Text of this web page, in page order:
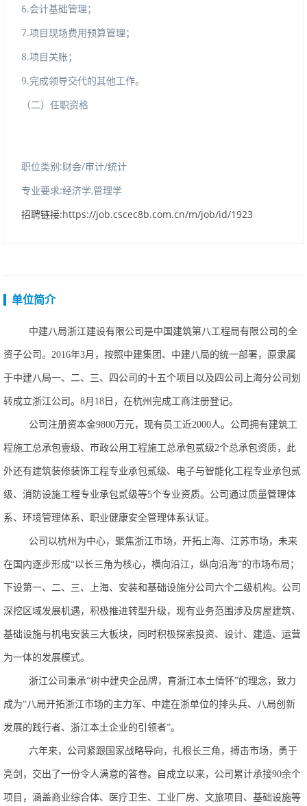
6.会计基础管理；
7.项目现场费用预算管理；
8.项目关账；
9.完成领导交代的其他工作。
（二）任职资格
职位类别:财会/审计/统计
专业要求:经济学,管理学
招聘链接:https://job.cscec8b.com.cn/m/job/id/1923
单位简介
中建八局浙江建设有限公司是中国建筑第八工程局有限公司的全
资子公司。 2016年3月，按照中建集团、中建八局的统一部署，原隶属
于中建八局一、二、三、四公司的十五个项目以及四公司上海分公司划
转成立浙江公司。8月18日，在杭州完成工商注册登记。
公司注册资本金9800万元，现有员工近2000人。公司拥有建筑工
程施工总承包壹级、市政公用工程施工总承包贰级2个总承包资质，此
外还有建筑装修装饰工程专业承包贰级、电子与智能化工程专业承包贰
级、消防设施工程专业承包贰级等5个专业资质。公司通过质量管理体
系、环境管理体系、职业健康安全管理体系认证。
公司以杭州为中心，聚焦浙江市场，开拓上海、江苏市场，未来
在国内逐步形成“以长三角为核心，横向沿江，纵向沿海”的市场布局；
下设第一、二、三、上海、安装和基础设施分公司六个二级机构。公司
深挖区域发展机遇，积极推进转型升级，现有业务范围涉及房屋建筑、
基础设施与机电安装三大板块，同时积极探索投资、设计、建造、运营
为一体的发展模式。
浙江公司秉承“树中建央企品牌，育浙江本土情怀”的理念，致力
成为“八局开拓浙江市场的主力军、中建在浙单位的排头兵、八局创新
发展的践行者、浙江本土企业的引领者”。
六年来，公司紧跟国家战略导向，扎根长三角，搏击市场，勇于
亮剑，交出了一份令人满意的答卷。自成立以来，公司累计承接90余个
项目，涵盖商业综合体、医疗卫生、工业厂房、文旅项目、基础设施等